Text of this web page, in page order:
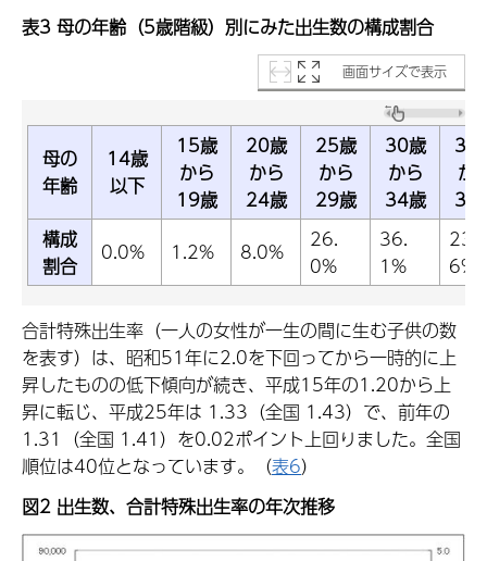
表3 母の年齢（5歳階級）別にみた出生数の構成割合
画面サイズで表示
母の
年齢
14歳
以下
15歳
から
19歳
20歳
から
24歳
25歳
から
29歳
30歳
から
34歳
35
か
39
構成
割合
0.0% 1.2% 8.0%
26.
0%
36.
1%
23.
6%
合計特殊出生率（一人の女性が一生の間に生む子供の数
を表す）は、昭和51年に2.0を下回ってから一時的に上
昇したものの低下傾向が続き、平成15年の1.20から上
昇に転じ、平成25年は 1.33（全国 1.43）で、前年の
1.31（全国 1.41）を0.02ポイント上回りました。全国
順位は40位となっています。（表6）
図2 出生数、合計特殊出生率の年次推移